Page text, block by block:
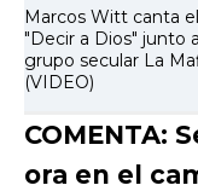
Marcos Witt canta
"Decir a Dios" junto a
grupo secular La
(VIDEO)
COMENTA:
ora en el